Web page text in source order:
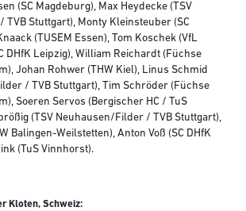
(SC Magdeburg), Max Heydecke (TSV
Stuttgart), Monty Kleinsteuber (SC
(TUSEM Essen), Tom Koschek (VfL
DHfK Leipzig), William Reichardt (Füchse
Johan Rohwer (THW Kiel), Linus Schmid
/ TVB Stuttgart), Tim Schröder (Füchse
Soeren Servos (Bergischer HC / TuS
(TSV Neuhausen/Filder / TVB Stuttgart),
Balingen-Weilstetten), Anton Voß (SC DHfK
(TuS Vinnhorst).
Kloten, Schweiz: